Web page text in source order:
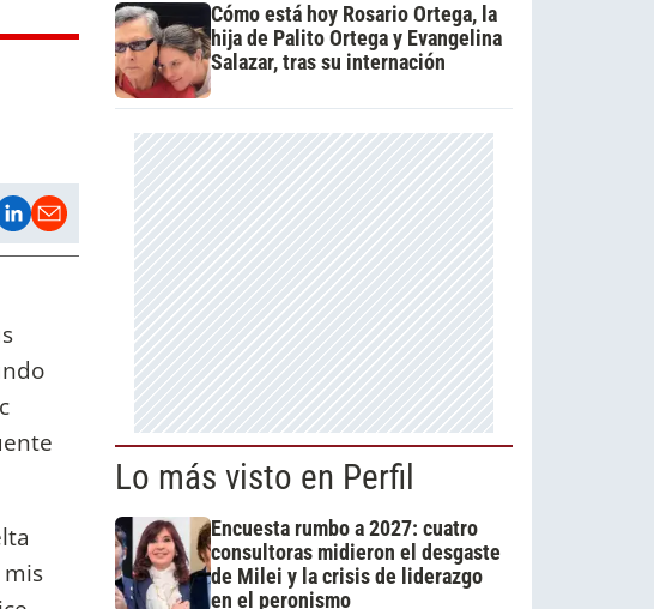
Cómo está hoy Rosario Ortega, la
hija de Palito Ortega y Evangelina
Salazar, tras su internación
Lo más visto en Perfil
Encuesta rumbo a 2027: cuatro
consultoras midieron el desgaste
de Milei y la crisis de liderazgo
en el peronismo